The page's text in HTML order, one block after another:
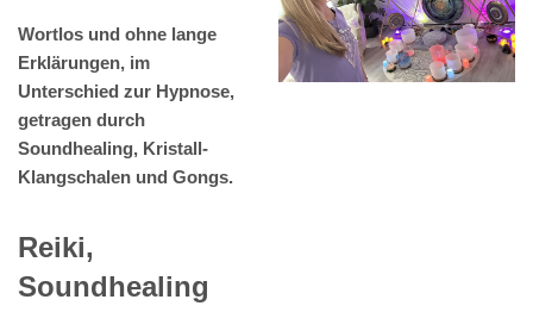
Wortlos und ohne lange
Erklärungen, im
Unterschied zur Hypnose,
getragen durch
Soundhealing, Kristall-
Klangschalen und Gongs.
Reiki,
Soundhealing